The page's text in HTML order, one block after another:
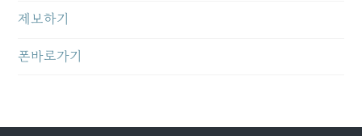
제보하기
폰바로가기